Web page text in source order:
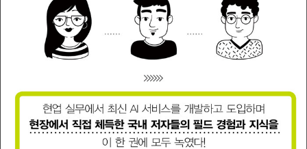
더 서로의 영역에 대해 이해하는 데 도움이 되기를 바라는 마음에서
책을 쓰게 되었다.
이 책에서는 인공지능을 활용한 다양한 서비스 유형을 이해하고, 머
신러닝과 딥러닝을 포함한 대표적인 기술에 대한 설명과 실습을 통해
엔지니어의 실무를 이해할 수 있다. 또한, 직접 알고리즘을 개발하는
것뿐만 아니라 글로벌 기업들이 제공하는 인공지능 서비스와 활용 분
야도 이해할 수 있다. 따라서 이 책에서 설명하는 인공지능 시장과 사